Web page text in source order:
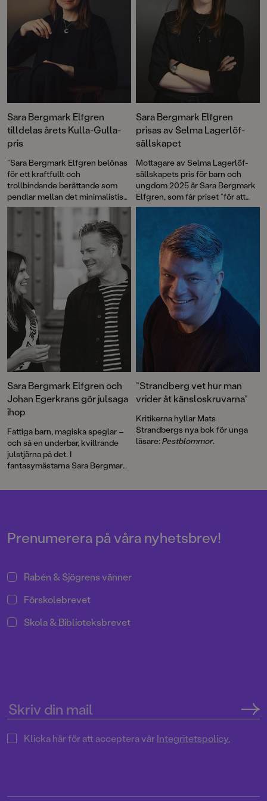
Sara Bergmark Elfgren
tilldelas årets Kulla-Gulla-
pris
”Sara Bergmark Elfgren belönas
för ett kraftfullt och
trollbindande berättande som
pendlar mellan det minimalistiskt
återhållna och det dramatiskt
expansiva”, skriver juryn i sin
Sara Bergmark Elfgren
prisas av Selma Lagerlöf-
sällskapet
Mottagare av Selma Lagerlöf-
sällskapets pris för barn och
ungdom 2025 är Sara Bergmark
Elfgren, som får priset ”för att
arbeta i Selma Lagerlöfs anda
jurygruppens motivering
Sara Bergmark Elfgren och
Johan Egerkrans gör julsaga
ihop
Fattiga barn, magiska speglar –
och så en underbar, kvillrande
julstjärna på det. I
fantasymästarna Sara Bergmark
första samarbete tas läsaren
om och om igen.
”Strandberg vet hur man
vrider åt känsloskruvarna”
Kritikerna hyllar Mats
Strandbergs nya bok för unga
läsare:Pestblommor.
Prenumerera på våra nyhetsbrev!
Rabén & Sjögrens vänner
Förskolebrevet
Skola & Biblioteksbrevet
Klicka här för att acceptera vårIntegritetspolicy.